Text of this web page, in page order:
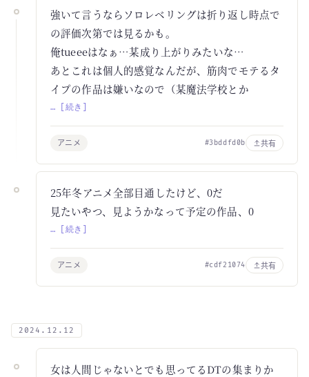
強いて言うならソロレベリングは折り返し時点で
の評価次第では見るかも。
俺tueeeはなぁ…某成り上がりみたいな…
あとこれは個人的感覚なんだが、筋肉でモテるタ
イプの作品は嫌いなので（某魔法学校とか
… [続き]
アニメ #3bddfd0b 共有
25年冬アニメ全部目通したけど、0だ
見たいやつ、見ようかなって予定の作品、0
… [続き]
アニメ #cdf21074 共有
2024.12.12
女は人間じゃないとでも思ってるDTの集まりか